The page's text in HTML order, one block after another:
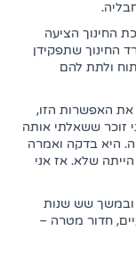
החינוך הציעה
החינוך שתפקידן
ולתת להם
את האפשרות הזו,
זוכר ששאלתי אותה
היא בדקה ואמרה
שלא. אז אני
ובמשך שש שנות
חדור מטרה –